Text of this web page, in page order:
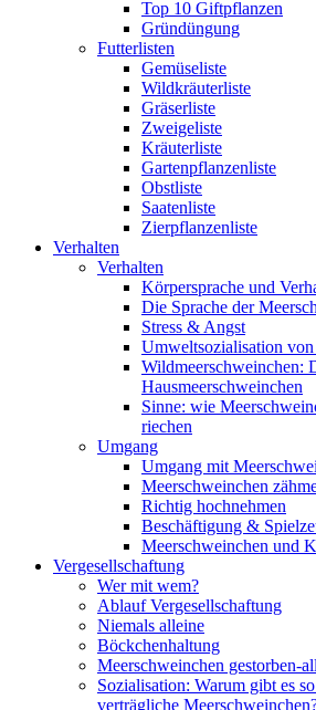
Top 10 Giftpflanzen
Gründüngung
Futterlisten
Gemüseliste
Wildkräuterliste
Gräserliste
Zweigeliste
Kräuterliste
Gartenpflanzenliste
Obstliste
Saatenliste
Zierpflanzenliste
Verhalten
Verhalten
Körpersprache und
Die Sprache der
Stress & Angst
Umweltsozialisation von
Wildmeerschweinchen:
Hausmeerschweinchen
Sinne: wie
riechen
Umgang
Umgang mit
Meerschweinchen
Richtig hochnehmen
Beschäftigung &
Meerschweinchen und
Vergesellschaftung
Wer mit wem?
Ablauf Vergesellschaftung
Niemals alleine
Böckchenhaltung
Meerschweinchen gestorben-
Sozialisation: Warum gibt es
verträgliche